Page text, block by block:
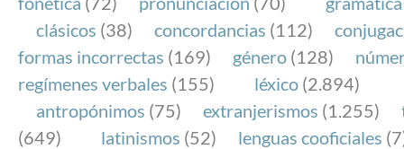
FundéuRAE es una fundación patrocinada por la
y la Real Academia Española, cuyo objetivo es
el buen uso del español en los medios de
Internet.
clásicos (38) concordancias (112)
formas incorrectas (169) género (128)
regímenes verbales (155) léxico (2.894)
antropónimos (75) extranjerismos (1.255)
(649)
latinismos (52) lenguas cooficiales